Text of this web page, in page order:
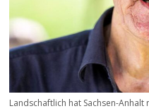
Landschaftlich hat Sachsen-